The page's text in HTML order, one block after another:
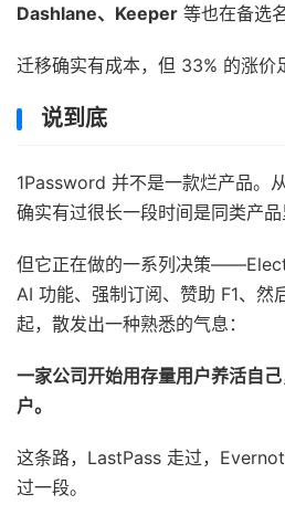
Dashlane、Keeper 等也在备选
迁移确实有成本，但 33% 的涨价
说到底
1Password 并不是一款烂产品。
确实有过很长一段时间是同类产品
但它正在做的一系列决策
AI 功能、强制订阅、赞助 F1、
起，散发出一种熟悉的气息：
一家公司开始用存量用户养活自
户。
这条路，LastPass 走过，
过一段。